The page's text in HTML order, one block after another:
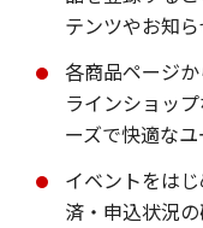
テンツやお知
各商品ページ
ラインショッ
ーズで快適な
イベントをは
済・申込状況